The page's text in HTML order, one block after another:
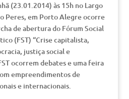
(23.01.2014) às 15h no Largo
Peres, em Porto Alegre ocorre
de abertura do Fórum Social
(FST) “Crise capitalista,
justiça social e
ocorrem debates e uma feira
empreendimentos de
e internacionais.